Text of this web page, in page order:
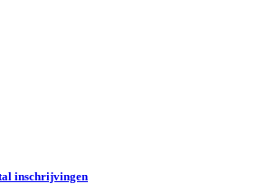
inschrijvingen